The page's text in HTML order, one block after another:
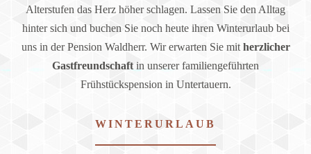
Alterstufen das Herz höher schlagen. Lassen Sie den Alltag
hinter sich und buchen Sie noch heute ihren Winterurlaub bei
uns in der Pension Waldherr. Wir erwarten Sie mitherzlicher
Gastfreundschaft in unserer familiengeführten
Frühstückspension in Untertauern.
WINTERURLAUB